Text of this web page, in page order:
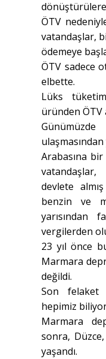
ÖTV
vatandaşlar,
ödemeye
ÖTV sadece
elbette.
Lüks
üründen ÖTV
ulaşmasından
Arabasına
devlete
benzin ve
yarısından
vergilerden
23 yıl önce
Marmara
değildi.
Son felaket
hepimiz
Marmara
sonra,
yaşandı.